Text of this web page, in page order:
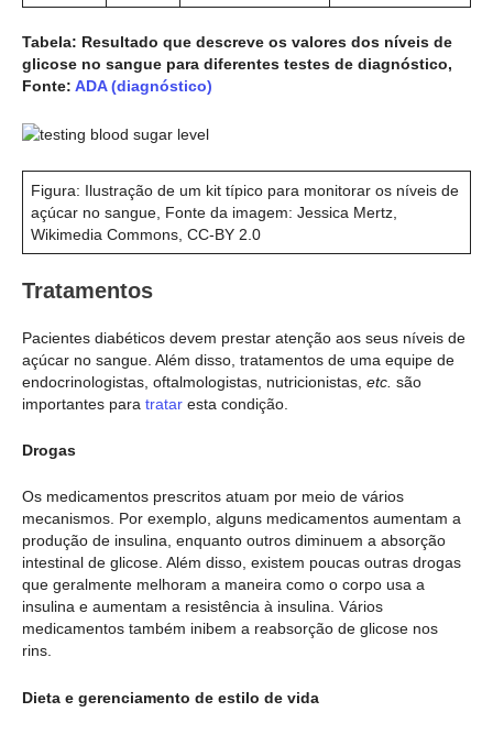
Tabela: Resultado que descreve os valores dos níveis de
glicose no sangue para diferentes testes de diagnóstico,
Fonte: ADA (diagnóstico)
Figura: Ilustração de um kit típico para monitorar os níveis de
açúcar no sangue, Fonte da imagem: Jessica Mertz,
Wikimedia Commons, CC-BY 2.0
Tratamentos
Pacientes diabéticos devem prestar atenção aos seus níveis de
açúcar no sangue. Além disso, tratamentos de uma equipe de
endocrinologistas, oftalmologistas, nutricionistas, etc. são
importantes para tratar esta condição.
Drogas
Os medicamentos prescritos atuam por meio de vários
mecanismos. Por exemplo, alguns medicamentos aumentam a
produção de insulina, enquanto outros diminuem a absorção
intestinal de glicose. Além disso, existem poucas outras drogas
que geralmente melhoram a maneira como o corpo usa a
insulina e aumentam a resistência à insulina. Vários
medicamentos também inibem a reabsorção de glicose nos
rins.
Dieta e gerenciamento de estilo de vida